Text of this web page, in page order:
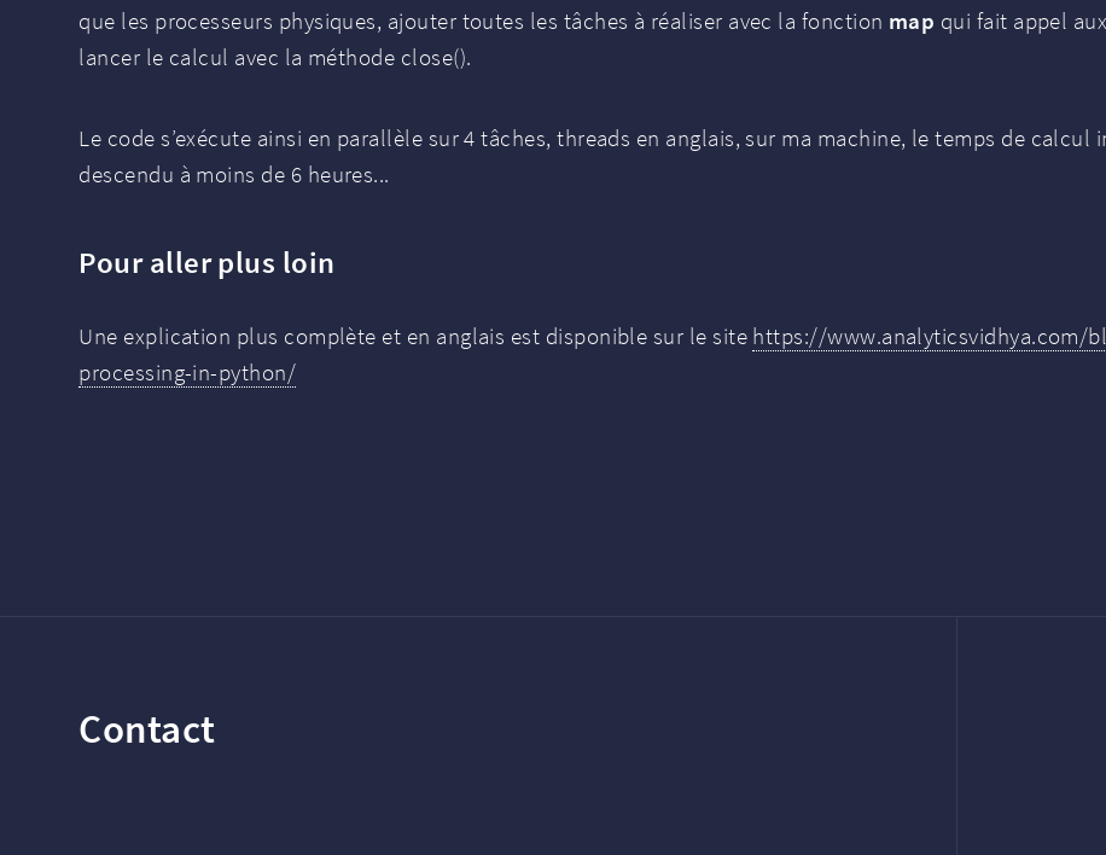
que les processeurs physiques, ajouter toutes les tâches à réaliser avec la fonction map qui fait appel
lancer le calcul avec la méthode close().
Le code s’exécute ainsi en parallèle sur 4 tâches, threads en anglais, sur ma machine, le temps de
descendu à moins de 6 heures...
Pour aller plus loin
Une explication plus complète et en anglais est disponible sur le site https://www.analyticsvidhya.com/
processing-in-python/
Contact